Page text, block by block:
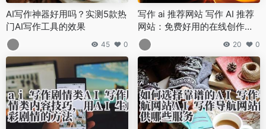
AI写作神器好用吗？实测5款热
门AI写作工具的效果
45 0
写作 ai 推荐网站 写作 AI 推荐
网站：免费好用的在线创作平
台
20 0